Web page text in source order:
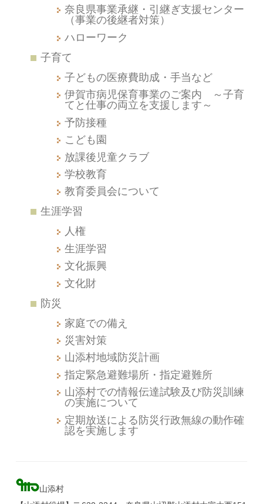
奈良県事業承継・引継ぎ支援センター
（事業の後継者対策）
ハローワーク
子育て
子どもの医療費助成・手当など
伊賀市病児保育事業のご案内 ～子育
てと仕事の両立を支援します～
予防接種
こども園
放課後児童クラブ
学校教育
教育委員会について
生涯学習
人権
生涯学習
文化振興
文化財
防災
家庭での備え
災害対策
山添村地域防災計画
指定緊急避難場所・指定避難所
山添村での情報伝達試験及び防災訓練
の実施について
定期放送による防災行政無線の動作確
認を実施します
山添村